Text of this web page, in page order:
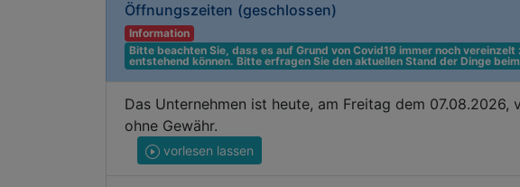
Öffnungszeiten (geschlossen)
Information
Bitte beachten Sie, dass es auf Grund von Covid19 immer noch
entstehend können. Bitte erfragen Sie den aktuellen Stand der Dinge
Das Unternehmen ist heute, am Freitag dem
ohne Gewähr.
vorlesen lassen